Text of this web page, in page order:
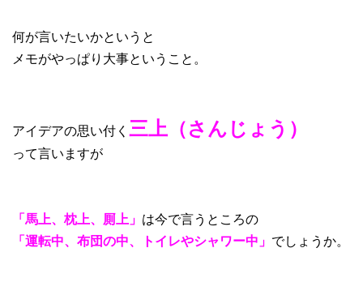
何が言いたいかというと
メモがやっぱり大事ということ。
アイデアの思い付く 三上（さんじょう）
って言いますが
「馬上、枕上、厠上」 は今で言うところの
「運転中、布団の中、トイレやシャワー中」 でしょうか。